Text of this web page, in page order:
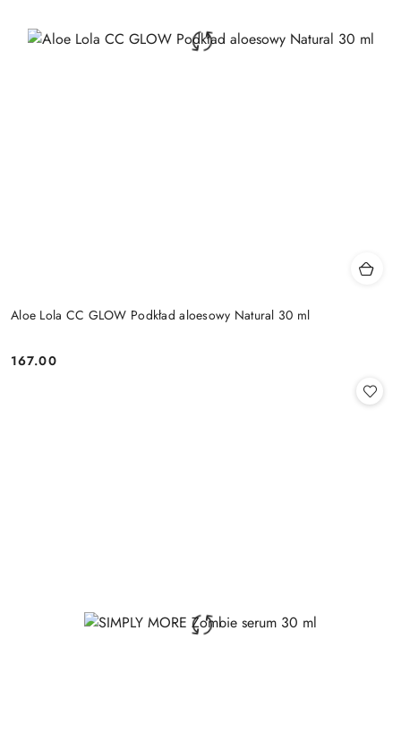
Aloe Lola CC GLOW Podkład aloesowy Natural 30 ml
Cena:
167.00